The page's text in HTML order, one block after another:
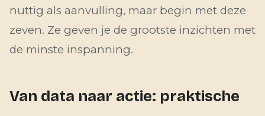
nuttig als aanvulling, maar begin met deze
zeven. Ze geven je de grootste inzichten met
de minste inspanning.
Van data naar actie: praktische